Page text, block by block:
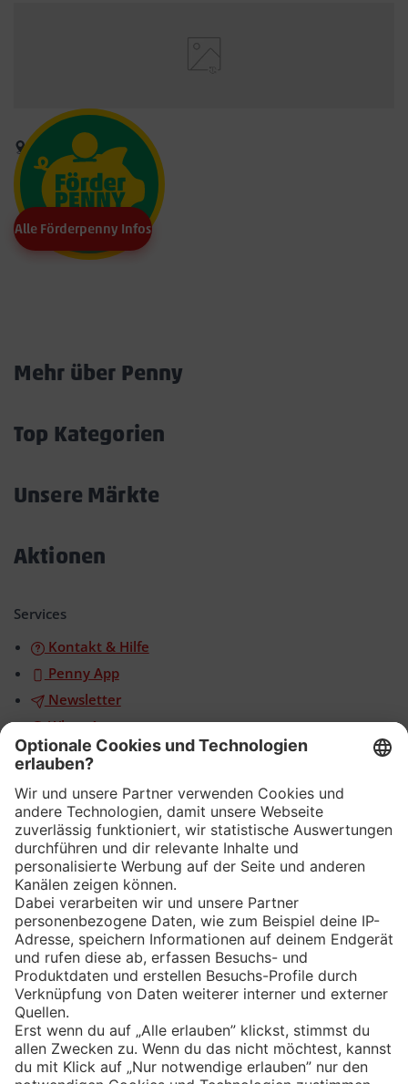
Alle Förderpenny Infos
Mehr über Penny
Top Kategorien
Unsere Märkte
Aktionen
Services
Kontakt & Hilfe
Penny App
Newsletter
WhatsApp
App
Eishockey